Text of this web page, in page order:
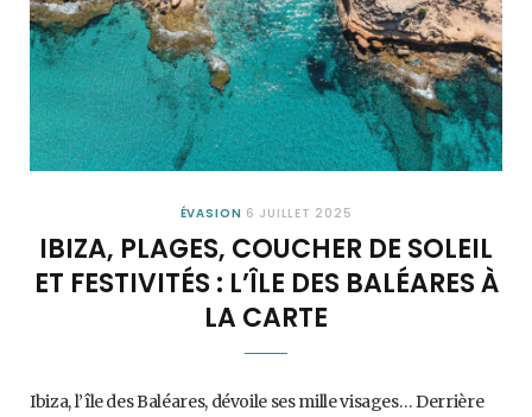
ÉVASION 6 JUILLET 2025
IBIZA, PLAGES, COUCHER DE SOLEIL
ET FESTIVITÉS : L’ÎLE DES BALÉARES À
LA CARTE
Ibiza, l’île des Baléares, dévoile ses mille visages… Derrière